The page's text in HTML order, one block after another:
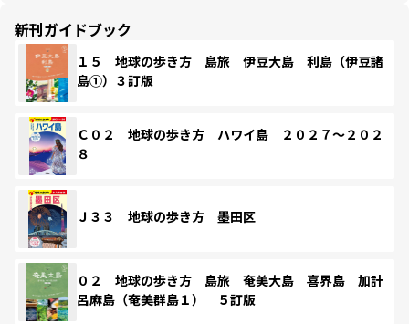
新刊ガイドブック
１５ 地球の歩き方 島旅 伊豆大島 利島（伊豆諸
島①）３訂版
Ｃ０２ 地球の歩き方 ハワイ島 ２０２７～２０２
８
Ｊ３３ 地球の歩き方 墨田区
０２ 地球の歩き方 島旅 奄美大島 喜界島 加計
呂麻島（奄美群島１） ５訂版